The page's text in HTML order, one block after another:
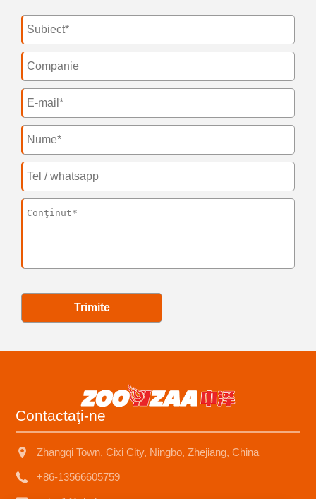
Trimite
Contactaţi-ne
Zhangqi Town, Cixi City, Ningbo, Zhejiang, China
+86-13566605759